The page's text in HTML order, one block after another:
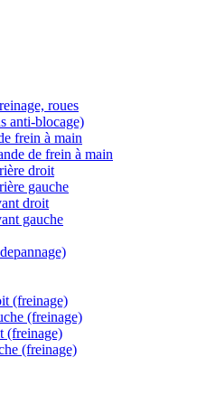
roues
anti-blocage)
frein à main
de frein à main
droit
gauche
droit
gauche
(freinage)
(freinage)
(freinage)
(freinage)